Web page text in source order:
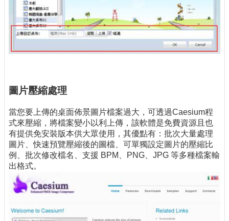
圖片壓縮處理
當您要上傳的桌面佈景圖片檔案過大，可透過Caesium程
式來壓縮，將檔案變小以利上傳，該軟體是免費資源且也
有提供免安裝版本供大眾使用，其優點有：批次大量處理
圖片、快速預覽壓縮後的圖檔、可單獨設定圖片的壓縮比
例、批次修改檔名、支援 BPM、PNG、JPG 等多種檔案輸
出格式。